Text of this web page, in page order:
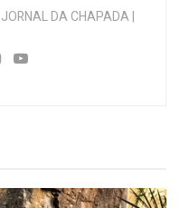
DA CHAPADA |